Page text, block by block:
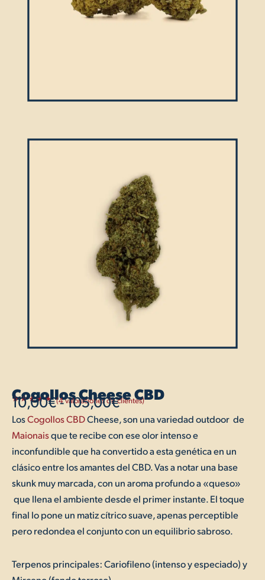
Cogollos Cheese CBD
Valorado
con5.00
de 5 en
base a
3
valoraciones
de
clientes
(4valoraciones de clientes)
10,00€-105,00€
Rango
de
precios:
desde
10,00€
hasta
105,00€
LosCogollos CBDCheese, son una variedad outdoor de
Maionaisque te recibe con ese olor intenso e
inconfundible que ha convertido a esta genética en un
clásico entre los amantes del CBD. Vas a notar una base
skunk muy marcada, con un aroma profundo a «queso»
que llena el ambiente desde el primer instante. El toque
final lo pone un matiz cítrico suave, apenas perceptible
pero redondea el conjunto con un equilibrio sabroso.
Terpenos principales: Cariofileno (intenso y especiado) y